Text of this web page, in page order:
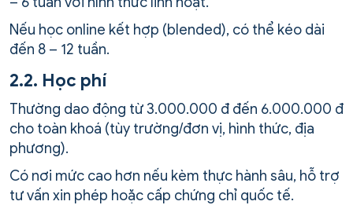
Nếu học online kết hợp (blended), có thể kéo dài
đến 8 – 12 tuần.
2.2. Học phí
Thường dao động từ 3.000.000 đ đến 6.000.000 đ
cho toàn khoá (tùy trường/đơn vị, hình thức, địa
phương).
Có nơi mức cao hơn nếu kèm thực hành sâu, hỗ trợ
tư vấn xin phép hoặc cấp chứng chỉ quốc tế.